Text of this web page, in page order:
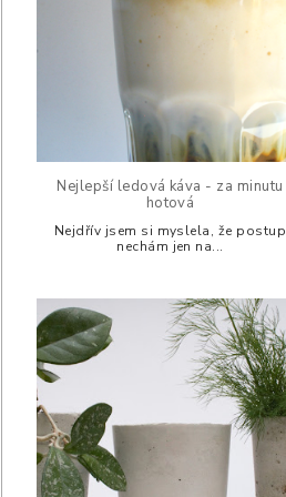
Nejlepší ledová káva - za minutu
hotová
Nejdřív jsem si myslela, že postup
nechám jen na...